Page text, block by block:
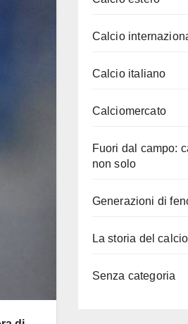
Calcio
Calcio italiano
Calciomercato
Fuori dal campo:
non solo
Generazioni di
La storia del calcio
Senza categoria